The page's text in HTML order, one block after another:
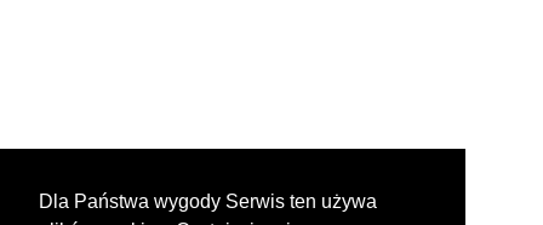
Dla Państwa wygody Serwis ten używa